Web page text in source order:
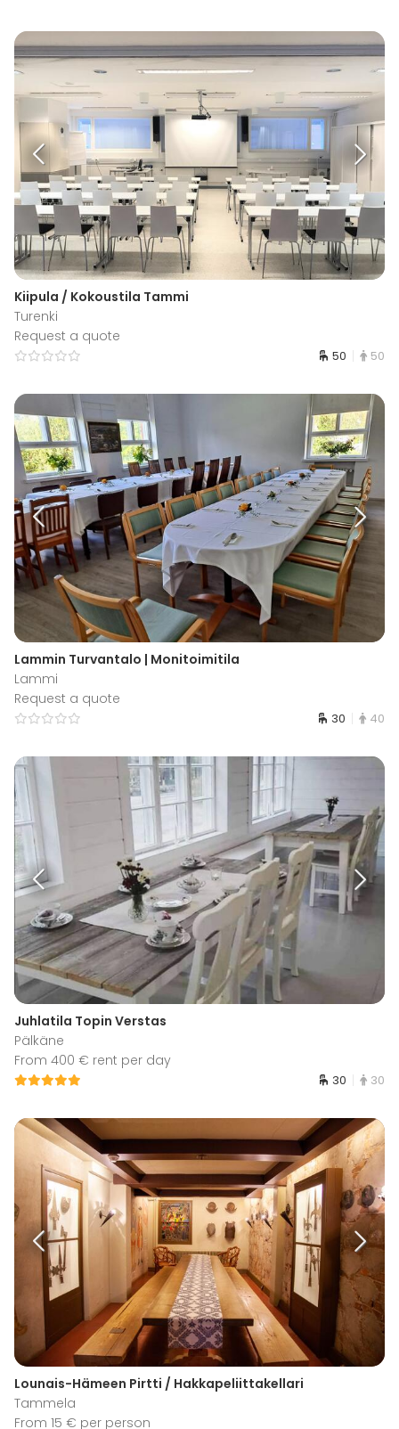
Kiipula / Kokoustila Tammi
Turenki
Request a quote
50 50
Lammin Turvantalo | Monitoimitila
Lammi
Request a quote
30 40
Juhlatila Topin Verstas
Pälkäne
From 400 € rent per day
30 30
Lounais-Hämeen Pirtti / Hakkapeliittakellari
Tammela
From 15 € per person